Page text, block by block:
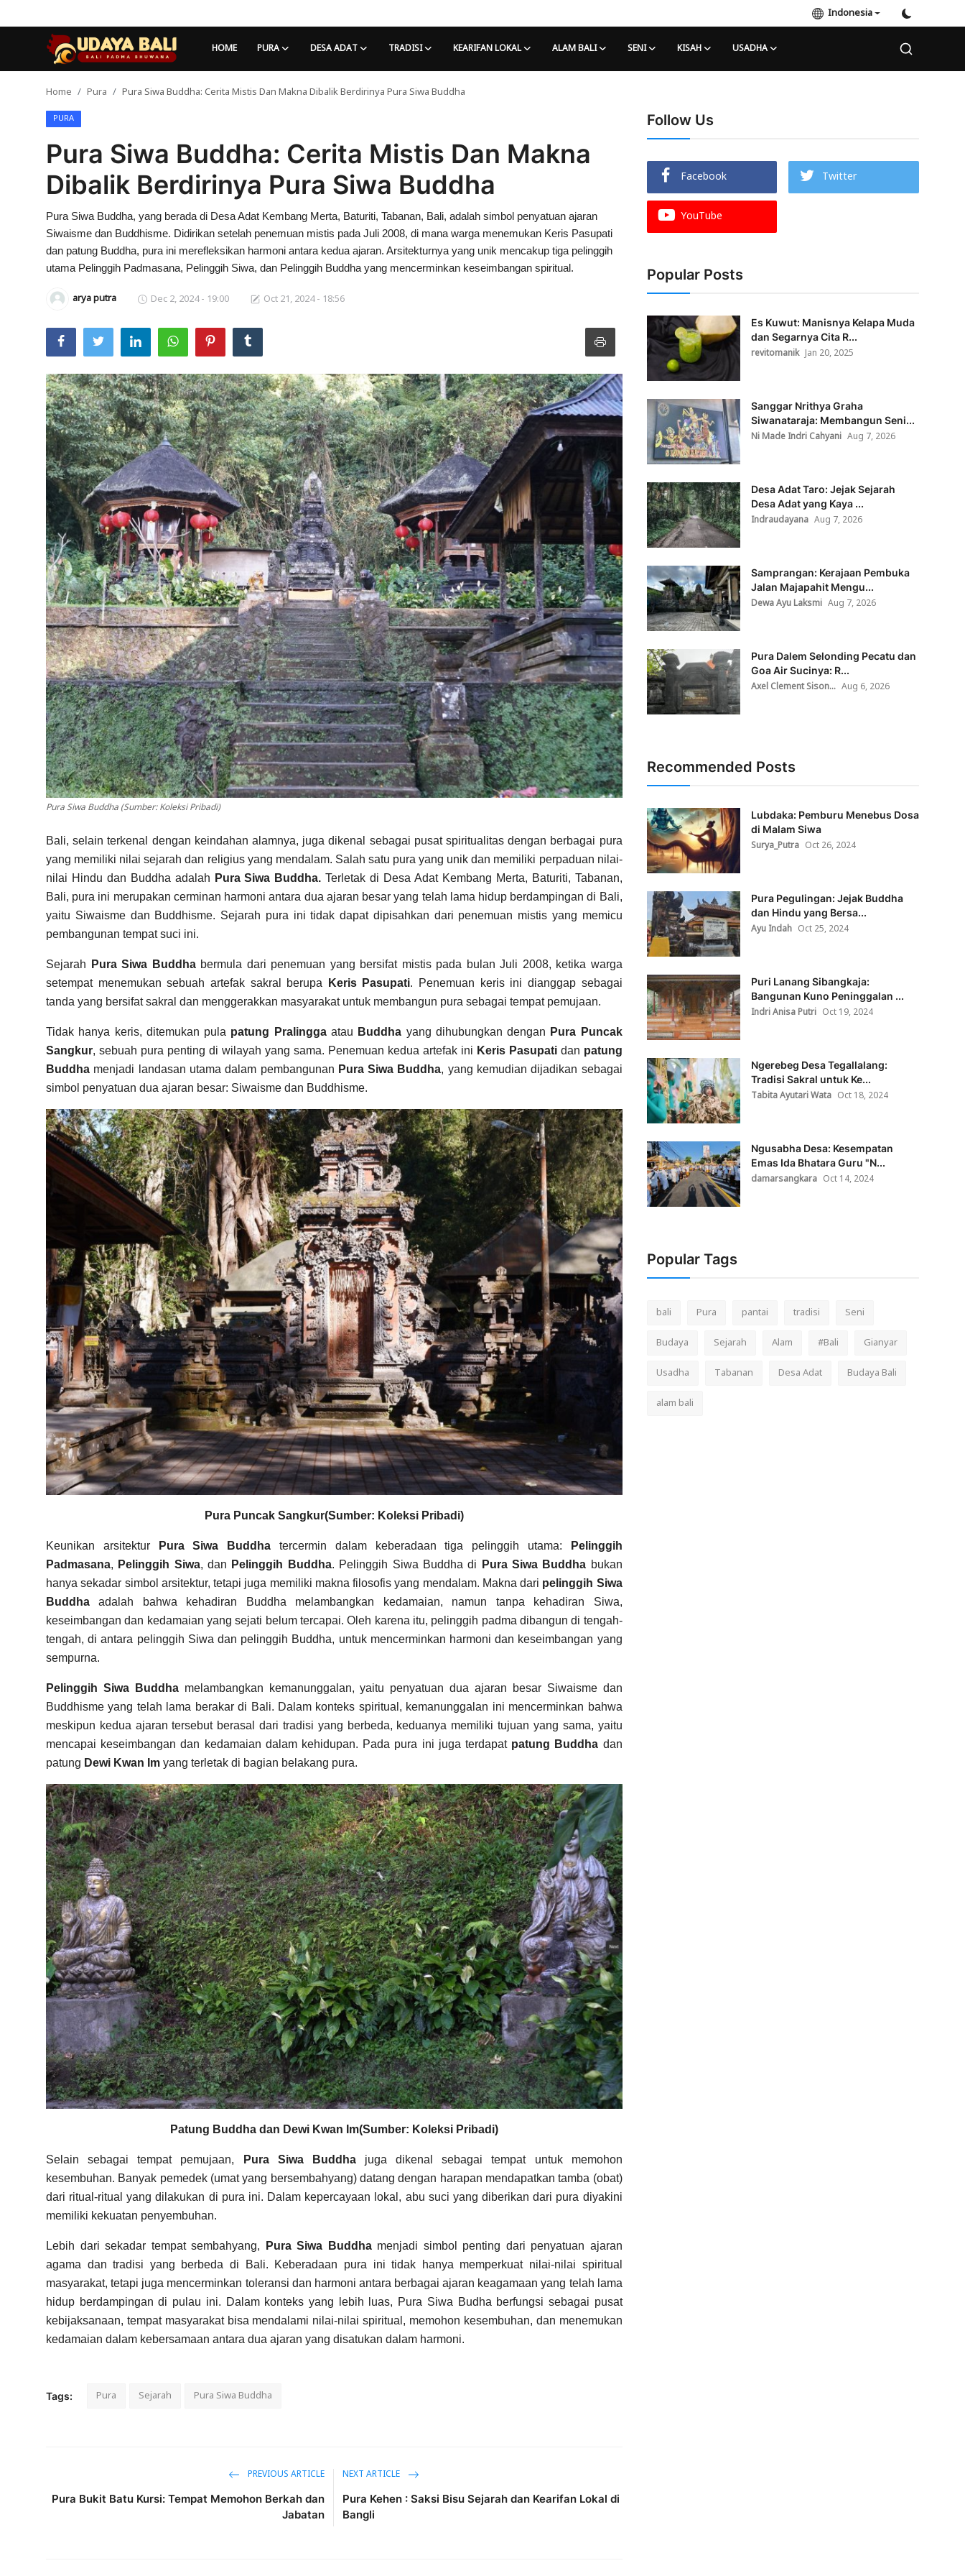
Indonesia
HOME PURA DESA ADAT TRADISI KEARIFAN LOKAL ALAM BALI SENI KISAH USADHA
Desa Adat
Kearifan lokal
Alam Bali
Indonesia
Home Pura Pura Siwa Buddha: Cerita Mistis Dan Makna Dibalik Berdirinya Pura Siwa Buddha
PURA
Pura Siwa Buddha: Cerita Mistis Dan Makna
Dibalik Berdirinya Pura Siwa Buddha
Pura Siwa Buddha, yang berada di Desa Adat Kembang Merta, Baturiti, Tabanan, Bali, adalah simbol penyatuan ajaran
Siwaisme dan Buddhisme. Didirikan setelah penemuan mistis pada Juli 2008, di mana warga menemukan Keris Pasupati
dan patung Buddha, pura ini merefleksikan harmoni antara kedua ajaran. Arsitekturnya yang unik mencakup tiga pelinggih
utama Pelinggih Padmasana, Pelinggih Siwa, dan Pelinggih Buddha yang mencerminkan keseimbangan spiritual.
arya putra Dec 2, 2024 - 19:00 Oct 21, 2024 - 18:56
Pura Siwa Buddha (Sumber: Koleksi Pribadi)
Bali, selain terkenal dengan keindahan alamnya, juga dikenal sebagai pusat spiritualitas dengan berbagai pura
yang memiliki nilai sejarah dan religius yang mendalam. Salah satu pura yang unik dan memiliki perpaduan nilai-
nilai Hindu dan Buddha adalah Pura Siwa Buddha. Terletak di Desa Adat Kembang Merta, Baturiti, Tabanan,
Bali, pura ini merupakan cerminan harmoni antara dua ajaran besar yang telah lama hidup berdampingan di Bali,
yaitu Siwaisme dan Buddhisme. Sejarah pura ini tidak dapat dipisahkan dari penemuan mistis yang memicu
pembangunan tempat suci ini.
Sejarah Pura Siwa Buddha bermula dari penemuan yang bersifat mistis pada bulan Juli 2008, ketika warga
setempat menemukan sebuah artefak sakral berupa
Keris Pasupati. Penemuan keris ini dianggap sebagai
tanda yang bersifat sakral dan menggerakkan masyarakat untuk membangun pura sebagai tempat pemujaan.
Tidak hanya keris, ditemukan pula patung Pralinggaatau Buddha yang dihubungkan dengan Pura Puncak
Sangkur, sebuah pura penting di wilayah yang sama. Penemuan kedua artefak ini Keris Pasupati dan patung
Buddha menjadi landasan utama dalam pembangunan Pura Siwa Buddha, yang kemudian dijadikan sebagai
simbol penyatuan dua ajaran besar: Siwaisme dan Buddhisme.
Pura Puncak Sangkur(Sumber: Koleksi Pribadi)
Keunikan arsitektur Pura Siwa Buddha tercermin dalam keberadaan tiga pelinggih utama:
Pelinggih
Padmasana, Pelinggih Siwa, dan Pelinggih Buddha. Pelinggih Siwa Buddha di Pura Siwa Buddha bukan
hanya sekadar simbol arsitektur, tetapi juga memiliki makna filosofis yang mendalam. Makna dari pelinggih Siwa
Buddha adalah bahwa kehadiran Buddha melambangkan kedamaian, namun tanpa kehadiran Siwa,
keseimbangan dan kedamaian yang sejati belum tercapai. Oleh karena itu, pelinggih padma dibangun di tengah-
tengah, di antara pelinggih Siwa dan pelinggih Buddha, untuk mencerminkan harmoni dan keseimbangan yang
sempurna.
Pelinggih Siwa Buddhamelambangkan kemanunggalan, yaitu penyatuan dua ajaran besar Siwaisme dan
Buddhisme yang telah lama berakar di Bali. Dalam konteks spiritual, kemanunggalan ini mencerminkan bahwa
meskipun kedua ajaran tersebut berasal dari tradisi yang berbeda, keduanya memiliki tujuan yang sama, yaitu
mencapai keseimbangan dan kedamaian dalam kehidupan. Pada pura ini juga terdapat patung Buddha dan
patung Dewi Kwan Im yang terletak di bagian belakang pura.
Patung Buddha dan Dewi Kwan Im(Sumber: Koleksi Pribadi)
Selain sebagai tempat pemujaan, Pura Siwa Buddhajuga dikenal sebagai tempat untuk memohon
kesembuhan. Banyak pemedek (umat yang bersembahyang) datang dengan harapan mendapatkan tamba (obat)
dari ritual-ritual yang dilakukan di pura ini. Dalam kepercayaan lokal, abu suci yang diberikan dari pura diyakini
memiliki kekuatan penyembuhan.
Lebih dari sekadar tempat sembahyang, Pura Siwa Buddhamenjadi simbol penting dari penyatuan ajaran
agama dan tradisi yang berbeda di Bali. Keberadaan pura ini tidak hanya memperkuat nilai-nilai spiritual
masyarakat, tetapi juga mencerminkan toleransi dan harmoni antara berbagai ajaran keagamaan yang telah lama
hidup berdampingan di pulau ini. Dalam konteks yang lebih luas, Pura Siwa Budha berfungsi sebagai pusat
kebijaksanaan, tempat masyarakat bisa mendalami nilai-nilai spiritual, memohon kesembuhan, dan menemukan
kedamaian dalam kebersamaan antara dua ajaran yang disatukan dalam harmoni.
Tags: Pura Sejarah Pura Siwa Buddha
PREVIOUS ARTICLE
Pura Bukit Batu Kursi: Tempat Memohon Berkah dan
Jabatan
NEXT ARTICLE
Pura Kehen : Saksi Bisu Sejarah dan Kearifan Lokal di
Bangli
Follow Us
Facebook
Twitter
YouTube
Popular Posts
Es Kuwut: Manisnya Kelapa Muda
dan Segarnya Cita R...
revitomanik Jan 20, 2025
Sanggar Nrithya Graha
Siwanataraja: Membangun Seni...
Ni Made Indri Cahyani Aug 7, 2026
Desa Adat Taro: Jejak Sejarah
Desa Adat yang Kaya ...
Indraudayana Aug 7, 2026
Samprangan: Kerajaan Pembuka
Jalan Majapahit Mengu...
Dewa Ayu Laksmi Aug 7, 2026
Pura Dalem Selonding Pecatu dan
Goa Air Sucinya: R...
Axel Clement Sison... Aug 6, 2026
Recommended Posts
Lubdaka: Pemburu Menebus Dosa
di Malam Siwa
Surya_Putra Oct 26, 2024
Pura Pegulingan: Jejak Buddha
dan Hindu yang Bersa...
Ayu Indah Oct 25, 2024
Puri Lanang Sibangkaja:
Bangunan Kuno Peninggalan ...
Indri Anisa Putri Oct 19, 2024
Ngerebeg Desa Tegallalang:
Tradisi Sakral untuk Ke...
Tabita Ayutari Wata Oct 18, 2024
Ngusabha Desa: Kesempatan
Emas Ida Bhatara Guru "N...
damarsangkara Oct 14, 2024
Popular Tags
bali Pura pantai tradisi
Seni
Budaya
Sejarah Alam #Bali
Gianyar
Usadha
Tabanan Desa Adat
Budaya Bali
alam bali